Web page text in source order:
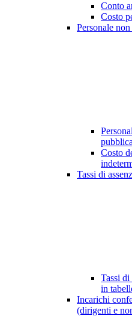
Conto
Costo
Personale
Costo
Tassi di
Tassi di
in
Incarichi
(dirigenti e